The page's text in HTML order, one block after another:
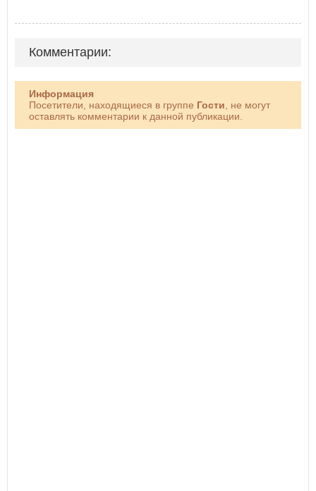
Комментарии:
Информация
Посетители, находящиеся в группе Гости, не могут
оставлять комментарии к данной публикации.